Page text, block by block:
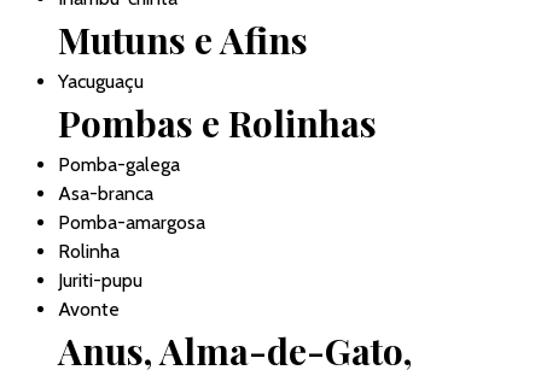
Mutuns e Afins
Yacuguaçu
Pombas e Rolinhas
Pomba-galega
Asa-branca
Pomba-amargosa
Rolinha
Juriti-pupu
Avonte
Anus, Alma-de-Gato,